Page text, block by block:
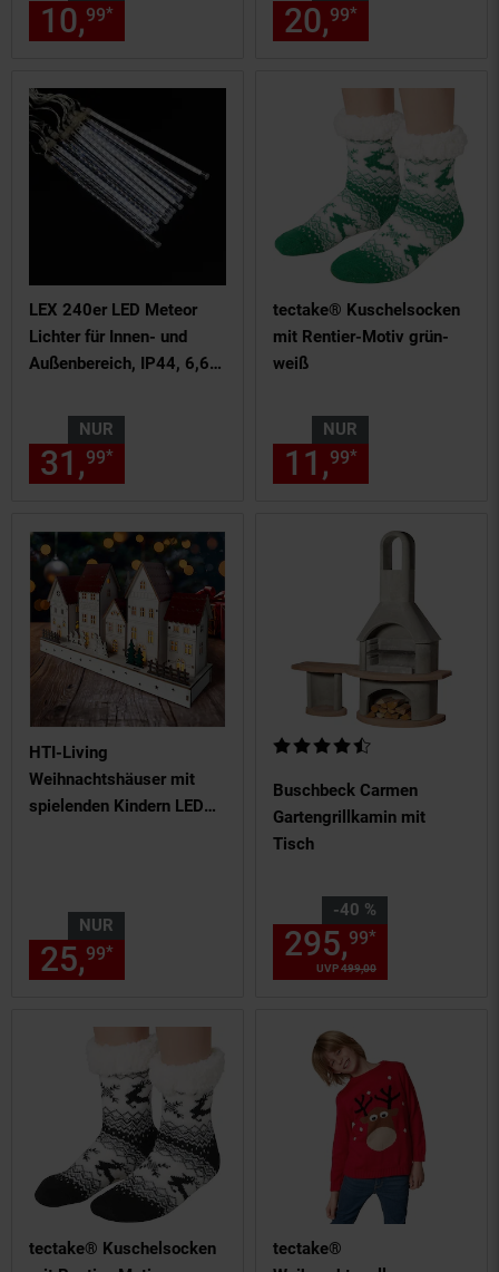
10,99* € Sternchen
20,99*
LEX 240er LED Meteor
Lichter für Innen- und
Außenbereich, IP44, 6,6
NUR
31,99* € Sternchen
tectake® Kuschelsocken
mit Rentier-Motiv grün-
weiß
NUR
11,99*
HTI-Living
Weihnachtshäuser mit
spielenden Kindern LED
NUR
25,99* € Sternchen
Buschbeck Carmen
Gartengrillkamin mit
Tisch
Kundenbewertung: 4,57 von 5
-40 %
Sie Sparen 40 Prozent,
UVP499,00
295,99*
tectake® Kuschelsocken
tectake®